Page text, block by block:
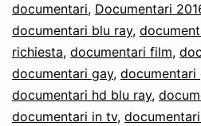
documentari, Documentari
documentari blu ray,
richiesta, documentari film,
documentari gay, documentari
documentari hd blu ray,
documentari in tv,